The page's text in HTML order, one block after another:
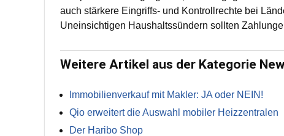
auch stärkere Eingriffs- und Kontrollrechte bei
Uneinsichtigen Haushaltssündern sollten
Weitere Artikel aus der Kategorie
Immobilienverkauf mit Makler: JA oder NEIN!
Qio erweitert die Auswahl mobiler Heizzentralen
Der Haribo Shop